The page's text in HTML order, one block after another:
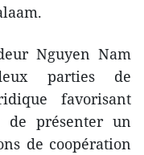
Nguyen Nam
parties de
favorisant
de présenter un
de coopération